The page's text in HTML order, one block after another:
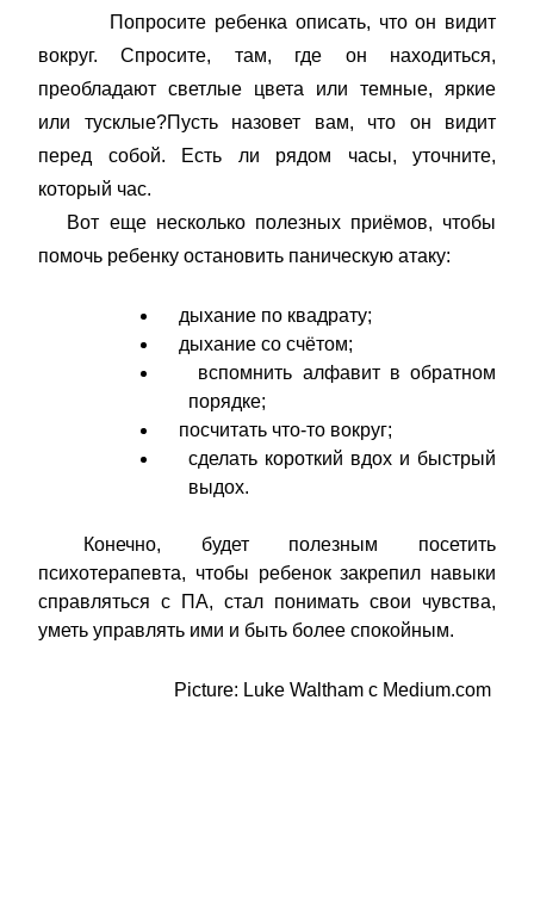
Попросите ребенка описать, что он видит
вокруг. Спросите, там, где он находиться,
преобладают светлые цвета или темные, яркие
или тусклые?Пусть назовет вам, что он видит
перед собой. Есть ли рядом часы, уточните,
который час.
Вот еще несколько полезных приёмов, чтобы
помочь ребенку остановить паническую атаку:
дыхание по квадрату;
дыхание со счётом;
вспомнить алфавит в обратном
порядке;
посчитать что-то вокруг;
сделать короткий вдох и быстрый
выдох.
Конечно, будет полезным посетить
психотерапевта, чтобы ребенок закрепил навыки
справляться с ПА, стал понимать свои чувства,
уметь управлять ими и быть более спокойным.
Picture: Luke Waltham с Medium.com